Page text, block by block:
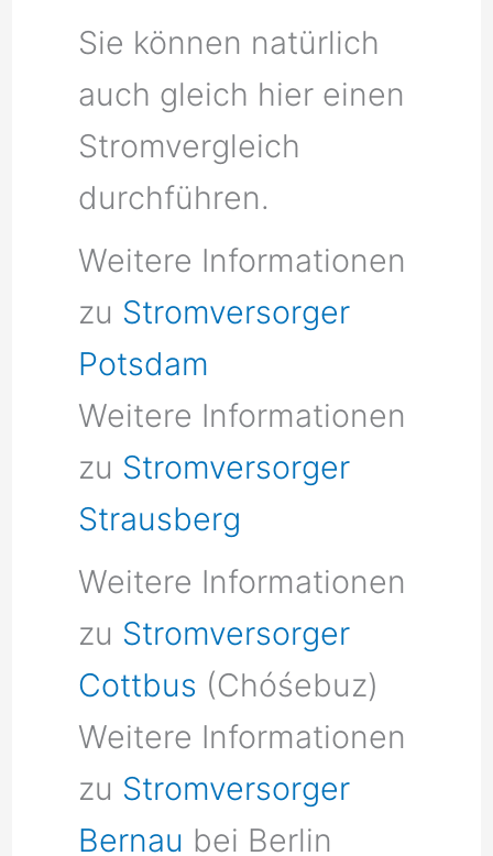
Sie können natürlich
auch gleich hier einen
Stromvergleich
durchführen.
Weitere Informationen
zu Stromversorger
Potsdam
Weitere Informationen
zu Stromversorger
Strausberg
Weitere Informationen
zu Stromversorger
Cottbus (Chóśebuz)
Weitere Informationen
zu Stromversorger
Bernau bei Berlin